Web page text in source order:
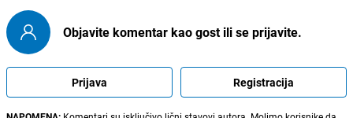
Objavite komentar kao gost ili se prijavite.
Prijava Registracija